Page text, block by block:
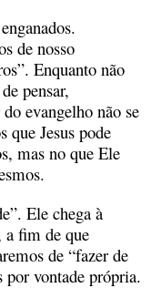
de nosso
Enquanto não
pensar,
evangelho não se
que Jesus pode
mas no que Ele
Ele chega à
a fim de que
de “fazer de
por vontade própria.